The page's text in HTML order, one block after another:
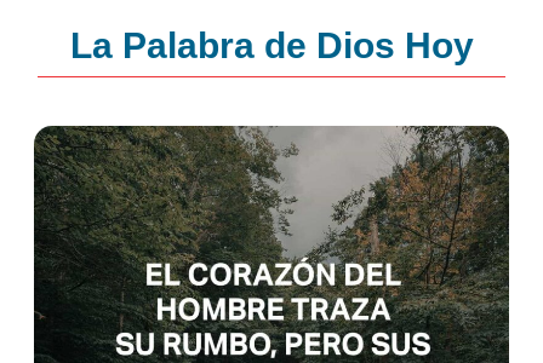
La Palabra de Dios Hoy